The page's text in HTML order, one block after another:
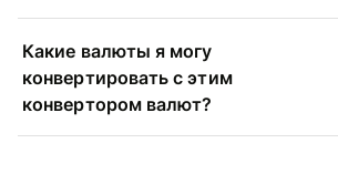
Какие валюты я могу
конвертировать с этим
конвертором валют?